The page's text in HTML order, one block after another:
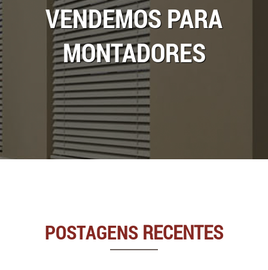
VENDEMOS PARA
MONTADORES
POSTAGENS RECENTES